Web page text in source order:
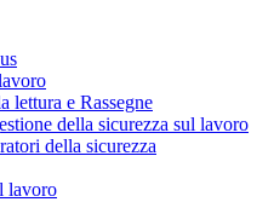
lettura e Rassegne
della sicurezza sul lavoro
della sicurezza
lavoro